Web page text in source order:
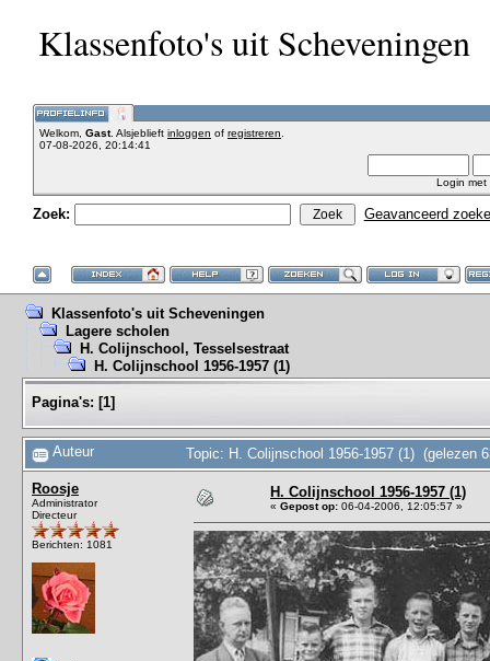
Klassenfoto's uit Scheveningen
Welkom, Gast. Alsjeblieft inloggen of registreren
07-08-2026, 20:14:41
Login met
Zoek: Geavanceerd
Klassenfoto's uit Scheveningen
Lagere scholen
H. Colijnschool, Tesselsestraat
H. Colijnschool 1956-1957 (1)
Pagina's: [1]
Auteur Topic: H. Colijnschool 1956-1957 (1) (gelezen
Roosje
Administrator
Directeur
Berichten: 1081
H. Colijnschool 1956-1957 (1)
« Gepost op: 06-04-2006, 12:05:57 »